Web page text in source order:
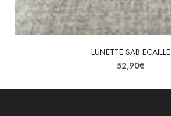
LUNETTE SAB ECAILLE
52,90€